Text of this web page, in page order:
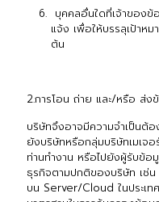
บุคคลอื่นใดที่เจ้าของ
แจ้ง เพื่อให้บรรลุเป้าห
ต้น
2.การโอน ถ่าย และ/หรือ ส่ง
บริษัทจึงอาจมีความจำเป็นต้
ยังบริษัทหรือกลุ่มบริษัทเมเจอ
ท่านทำงาน หรือไปยังผู้รับข้อ
ธุรกิจตามปกติของบริษัท เช่น
บน Server/Cloud ในประเ